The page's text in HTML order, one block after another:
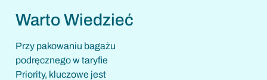
Warto Wiedzieć
Przy pakowaniu bagażu
podręcznego w taryfie
Priority, kluczowe jest